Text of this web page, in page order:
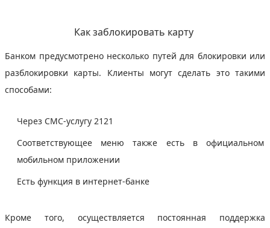
Как заблокировать карту
Банком предусмотрено несколько путей для блокировки или
разблокировки карты. Клиенты могут сделать это такими
способами:
Через СМС-услугу 2121
Соответствующее меню также есть в официальном
мобильном приложении
Есть функция в интернет-банке
Кроме того, осуществляется постоянная поддержка